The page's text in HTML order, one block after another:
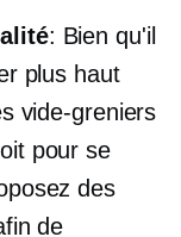
: Bien qu'il
plus haut
vide-greniers
pour se
des
de